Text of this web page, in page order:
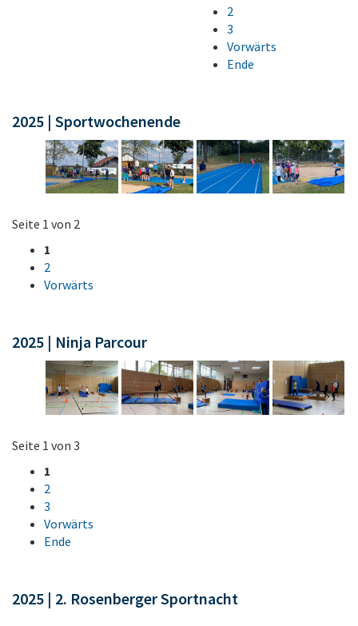
2
3
Vorwärts
Ende
2025 | Sportwochenende
Seite 1 von 2
1
2
Vorwärts
2025 | Ninja Parcour
Seite 1 von 3
1
2
3
Vorwärts
Ende
2025 | 2. Rosenberger Sportnacht